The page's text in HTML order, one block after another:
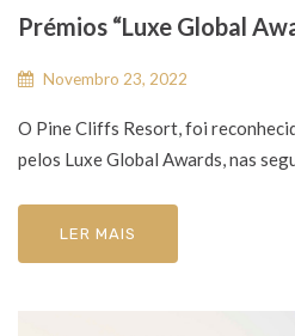
Prémios “Luxe Global
Novembro 23, 2022
O Pine Cliffs Resort, foi
pelos Luxe Global Awards, nas
LER MAIS